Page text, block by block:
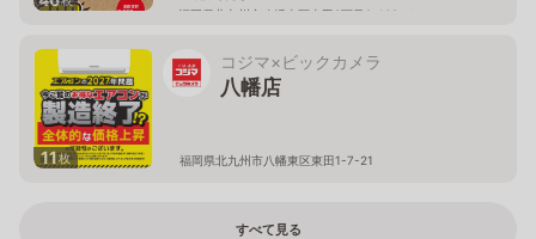
福岡県北九州市八幡東区東田3丁目2-102 イオンモール
11枚
コジマ×ビックカメラ
八幡店
福岡県北九州市八幡東区東田1-7-21
すべて見る